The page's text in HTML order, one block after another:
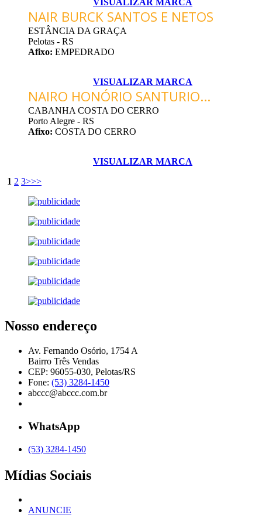
VISUALIZAR MARCA
NAIR BURCK SANTOS E NETOS
ESTÂNCIA DA GRAÇA
Pelotas - RS
Afixo: EMPEDRADO
VISUALIZAR MARCA
NAIRO HONÓRIO SANTURIO...
CABANHA COSTA DO CERRO
Porto Alegre - RS
Afixo: COSTA DO CERRO
VISUALIZAR MARCA
1 2 3>>>
Nosso endereço
Av. Fernando Osório, 1754 A
Bairro Três Vendas
CEP: 96055-030, Pelotas/RS
Fone: (53) 3284-1450
abccc@abccc.com.br
WhatsApp
(53) 3284-1450
Mídias Sociais
ANUNCIE